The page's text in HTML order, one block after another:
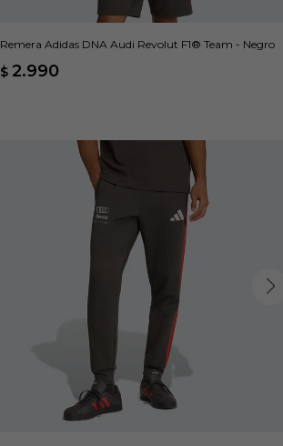
Remera Adidas DNA Audi Revolut F1® Team - Negro
$ 2.990